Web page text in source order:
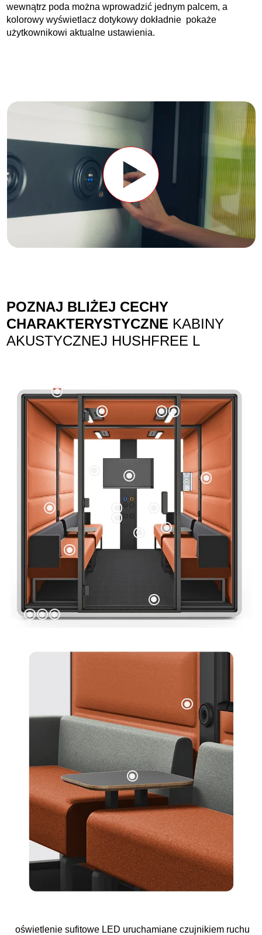
wewnątrz poda można wprowadzić jednym palcem, a
kolorowy wyświetlacz dotykowy dokładnie pokaże
użytkownikowi aktualne ustawienia.
POZNAJ BLIŻEJ CECHY
CHARAKTERYSTYCZNE KABINY
AKUSTYCZNEJ HUSHFREE L
oświetlenie sufitowe LED uruchamiane czujnikiem ruchu